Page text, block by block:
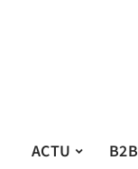
ACTU B2B